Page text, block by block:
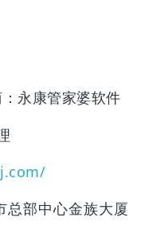
永康管家婆软件
总部中心金族大厦